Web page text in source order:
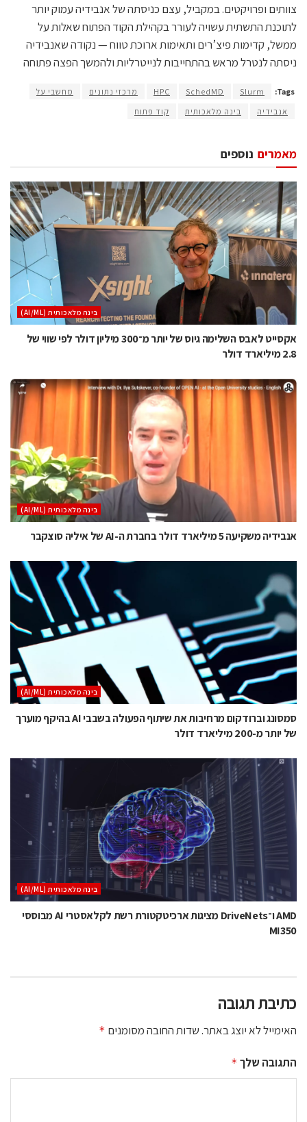
צוותים ופרויקטים. במקביל, עצם כניסתה של אנבידיה עמוק יותר
לתוכנת התשתית עשויה לעורר בקהילת הקוד הפתוח שאלות על
ממשל, קדימות פיצ’רים ותאימות ארוכת טווח — נקודה שאנבידיה
ניסתה לנטרל מראש בהתחייבות לנייטרליות ולהמשך הפצה פתוחה
Tags:
Slurm
SchedMD
HPC מרכזי נתונים
מחשבי על
אנבידיה
בינה מלאכותית קוד פתוח
נוספים מאמרים
בינה מלאכותית (AI/ML)
אקסייט לאבס השלימה גיוס של יותר מ־300 מיליון דולר לפי שווי של
2.8 מיליארד דולר
בינה מלאכותית (AI/ML)
אנבידיה משקיעה 5 מיליארד דולר בחברת ה-AI של איליה סוצקבר
בינה מלאכותית (AI/ML)
סמסונג וברודקום מרחיבות את שיתוף הפעולה בשבבי AI בהיקף מוערך
של יותר מ-200 מיליארד דולר
בינה מלאכותית (AI/ML)
AMD ו־DriveNets מציגות ארכיטקטורת רשת לקלאסטרי AI מבוססי
MI350
כתיבת תגובה
האימייל לא יוצג באתר.שדות החובה מסומנים *
התגובה שלך *